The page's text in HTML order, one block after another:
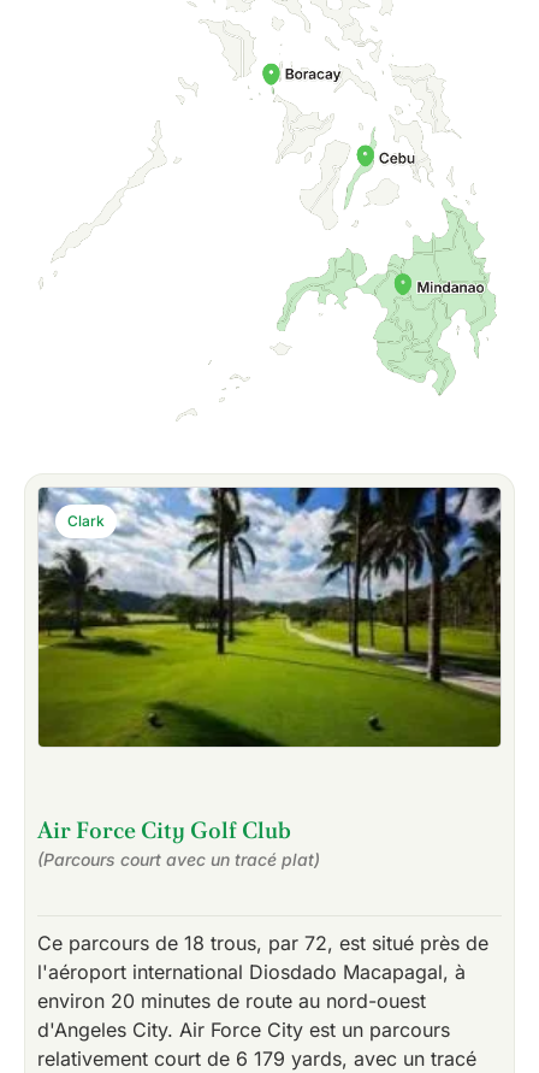
Air Force City Golf Club
(Parcours court avec un tracé plat)
Ce parcours de 18 trous, par 72, est situé près de
l'aéroport international Diosdado Macapagal, à
environ 20 minutes de route au nord-ouest
d'Angeles City. Air Force City est un parcours
relativement court de 6 179 yards, avec un tracé
Clark